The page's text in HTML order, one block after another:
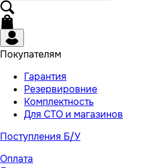
Покупателям
Гарантия
Резервировние
Комплектность
Для СТО и магазинов
Поступления Б/У
Оплата